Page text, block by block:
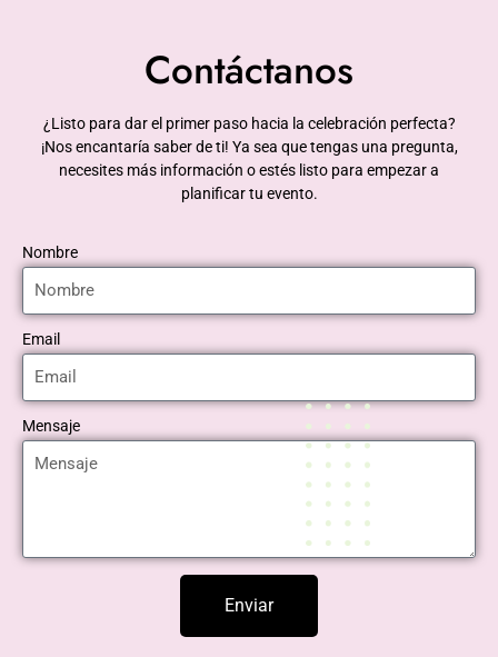
Contáctanos
¿Listo para dar el primer paso hacia la celebración perfecta?
¡Nos encantaría saber de ti! Ya sea que tengas una pregunta,
necesites más información o estés listo para empezar a
planificar tu evento.
Nombre
Email
Mensaje
Enviar